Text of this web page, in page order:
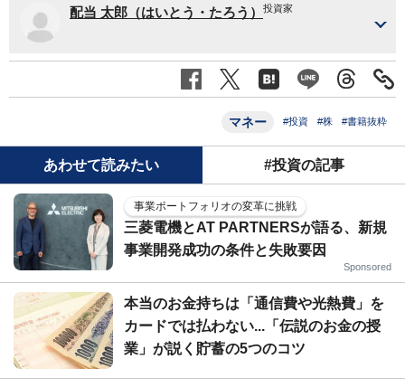
配当 太郎（はいとう・たろう） 投資家
マネー #投資 #株 #書籍抜粋
あわせて読みたい #投資の記事
事業ポートフォリオの変革に挑戦
三菱電機とAT PARTNERSが語る、新規
事業開発成功の条件と失敗要因
Sponsored
本当のお金持ちは「通信費や光熱費」を
カードでは払わない...「伝説のお金の授
業」が説く貯蓄の5つのコツ